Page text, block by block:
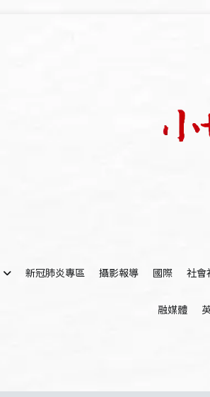
新冠肺炎專區 攝影報導 國際 社會
融媒體